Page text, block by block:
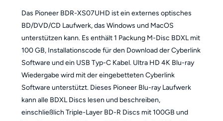
Das Pioneer BDR-XS07UHD ist ein externes optisches
BD/DVD/CD Laufwerk, das Windows und MacOS
unterstützen kann. Es enthält 1 Packung M-Disc BDXL mit
100 GB, Installationscode für den Download der Cyberlink
Software und ein USB Typ-C Kabel. Ultra HD 4K Blu-ray
Wiedergabe wird mit der eingebetteten Cyberlink
Software unterstützt. Dieses Pioneer Blu-ray Laufwerk
kann alle BDXL Discs lesen und beschreiben,
einschließlich Triple-Layer BD-R Discs mit 100GB und